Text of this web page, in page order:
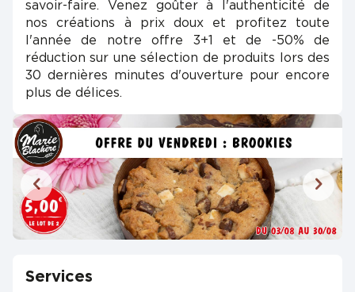
savoir-faire. Venez goûter à l'authenticité de
nos créations à prix doux et profitez toute
l'année de notre offre 3+1 et de -50% de
réduction sur une sélection de produits lors des
30 dernières minutes d'ouverture pour encore
plus de délices.
Services